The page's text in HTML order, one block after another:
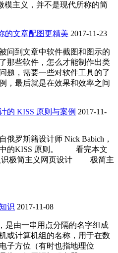
模主义，并不是现代所称的简
的文章配图更精美 2017-11-23
问到文章中软件截图和图示的
那些软件，怎么才能制作出类
题，需要一些对软件工具的了
，最后就是在效果和效率之间
的 KISS 原则与案例 2017-11-
俄罗斯籍设计师 Nick Babich，
中的KISS 原则。 看完本文
极简主义网页设计 极简主
识 2017-11-08
是由一串用点分隔的名字组成
或计算机组的名称，用于在数
子方位（有时也指地理位